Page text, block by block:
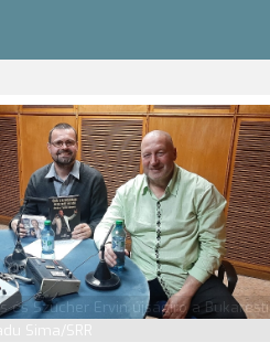
és Szucher Ervin újságíró a Bukaresti
Sima/SRR